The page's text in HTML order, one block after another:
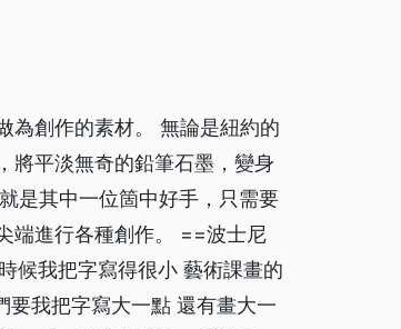
為創作的素材。 無論是紐約的
將平淡無奇的鉛筆石墨，變身
是其中一位箇中好手，只需要
端進行各種創作。 ==波士尼
候我把字寫得很小 藝術課畫的
要我把字寫大一點 還有畫大一